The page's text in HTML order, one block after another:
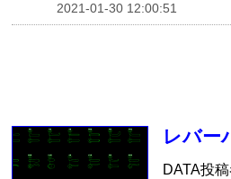
2021-01-30 12:00:51
レバー
DATA投